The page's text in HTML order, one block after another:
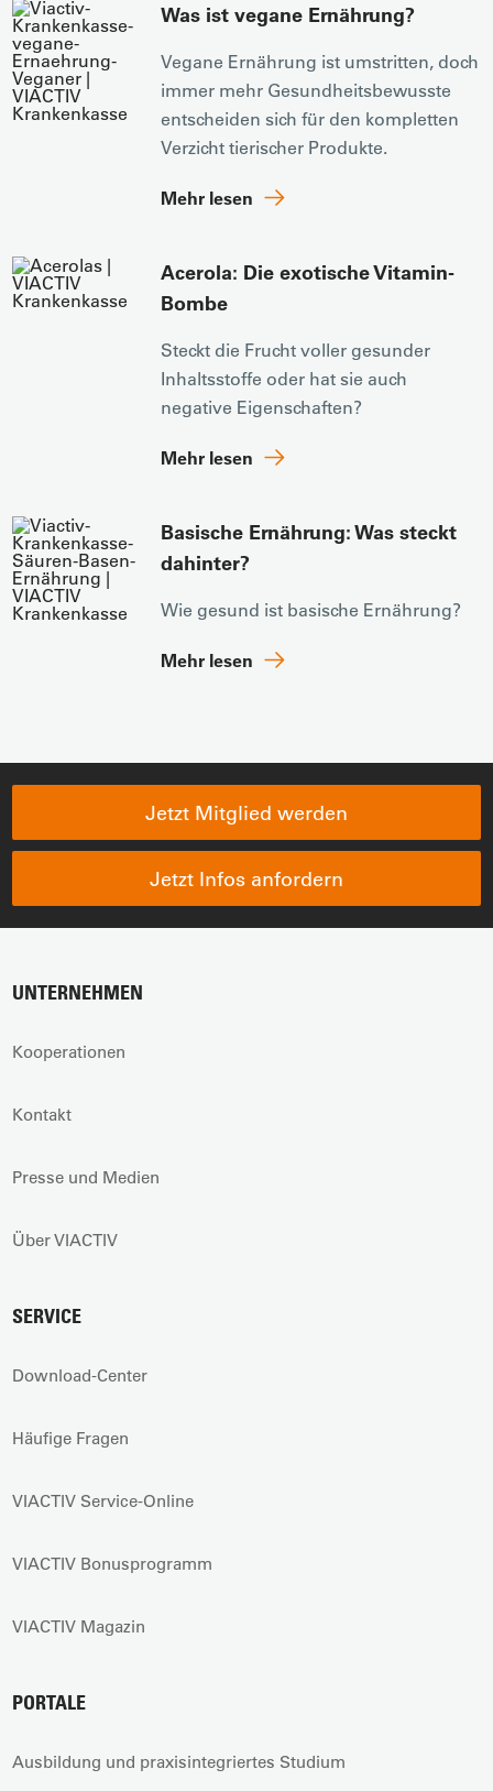
Was ist vegane Ernährung?
Vegane Ernährung ist umstritten, doch
immer mehr Gesundheitsbewusste
entscheiden sich für den kompletten
Verzicht tierischer Produkte.
Mehr lesen
Acerola: Die exotische Vitamin-
Bombe
Steckt die Frucht voller gesunder
Inhaltsstoffe oder hat sie auch
negative Eigenschaften?
Mehr lesen
Basische Ernährung: Was steckt
dahinter?
Wie gesund ist basische Ernährung?
Mehr lesen
Jetzt Mitglied werden
Jetzt Infos anfordern
UNTERNEHMEN
Kooperationen
Kontakt
Presse und Medien
Über VIACTIV
SERVICE
Download-Center
Häufige Fragen
VIACTIV Service-Online
VIACTIV Bonusprogramm
VIACTIV Magazin
PORTALE
Ausbildung und praxisintegriertes Studium